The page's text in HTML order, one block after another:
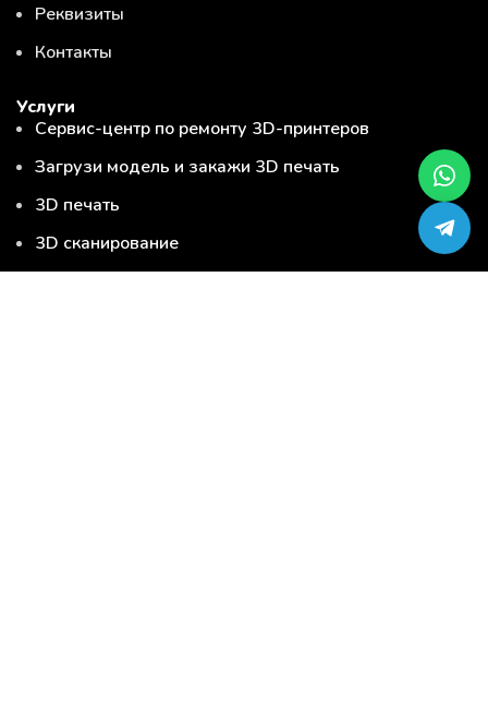
Реквизиты
Контакты
Услуги
Сервис-центр по ремонту 3D-принтеров
Загрузи модель и закажи 3D печать
3D печать
3D сканирование